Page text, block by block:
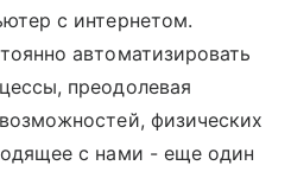
с интернетом.
автоматизировать
преодолевая
физических
с нами - еще один